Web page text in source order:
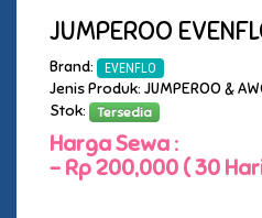
JUMPEROO
Brand: EVENFLO
Jenis Produk: JUMPEROO &
Stok:
Tersedia
Harga Sewa :
- Rp 200,000 ( 30